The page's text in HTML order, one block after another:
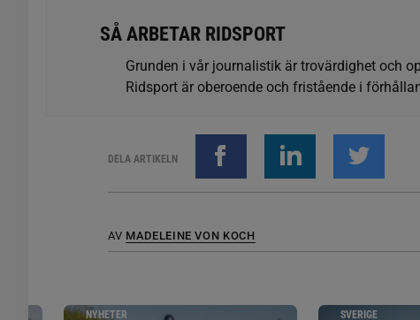
SÅ ARBETAR RIDSPORT
Grunden i vår journalistik är trovärdighet och
Ridsport är oberoende och fristående i
DELA ARTIKELN
AV MADELEINE VON KOCH
NYHETER SVERIGE